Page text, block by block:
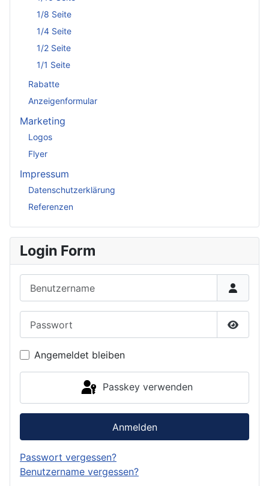
1/8 Seite
1/4 Seite
1/2 Seite
1/1 Seite
Rabatte
Anzeigenformular
Marketing
Logos
Flyer
Impressum
Datenschutzerklärung
Referenzen
Login Form
Angemeldet bleiben
Passkey verwenden
Anmelden
Passwort vergessen?
Benutzername vergessen?